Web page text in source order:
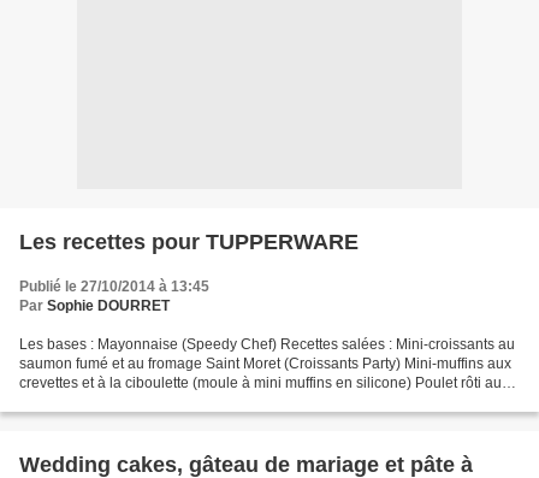
Les recettes pour TUPPERWARE
Publié le 27/10/2014 à 13:45
Par Sophie DOURRET
Les bases : Mayonnaise (Speedy Chef) Recettes salées : Mini-croissants au
saumon fumé et au fromage Saint Moret (Croissants Party) Mini-muffins aux
crevettes et à la ciboulette (moule à mini muffins en silicone) Poulet rôti aux
Wedding cakes, gâteau de mariage et pâte à